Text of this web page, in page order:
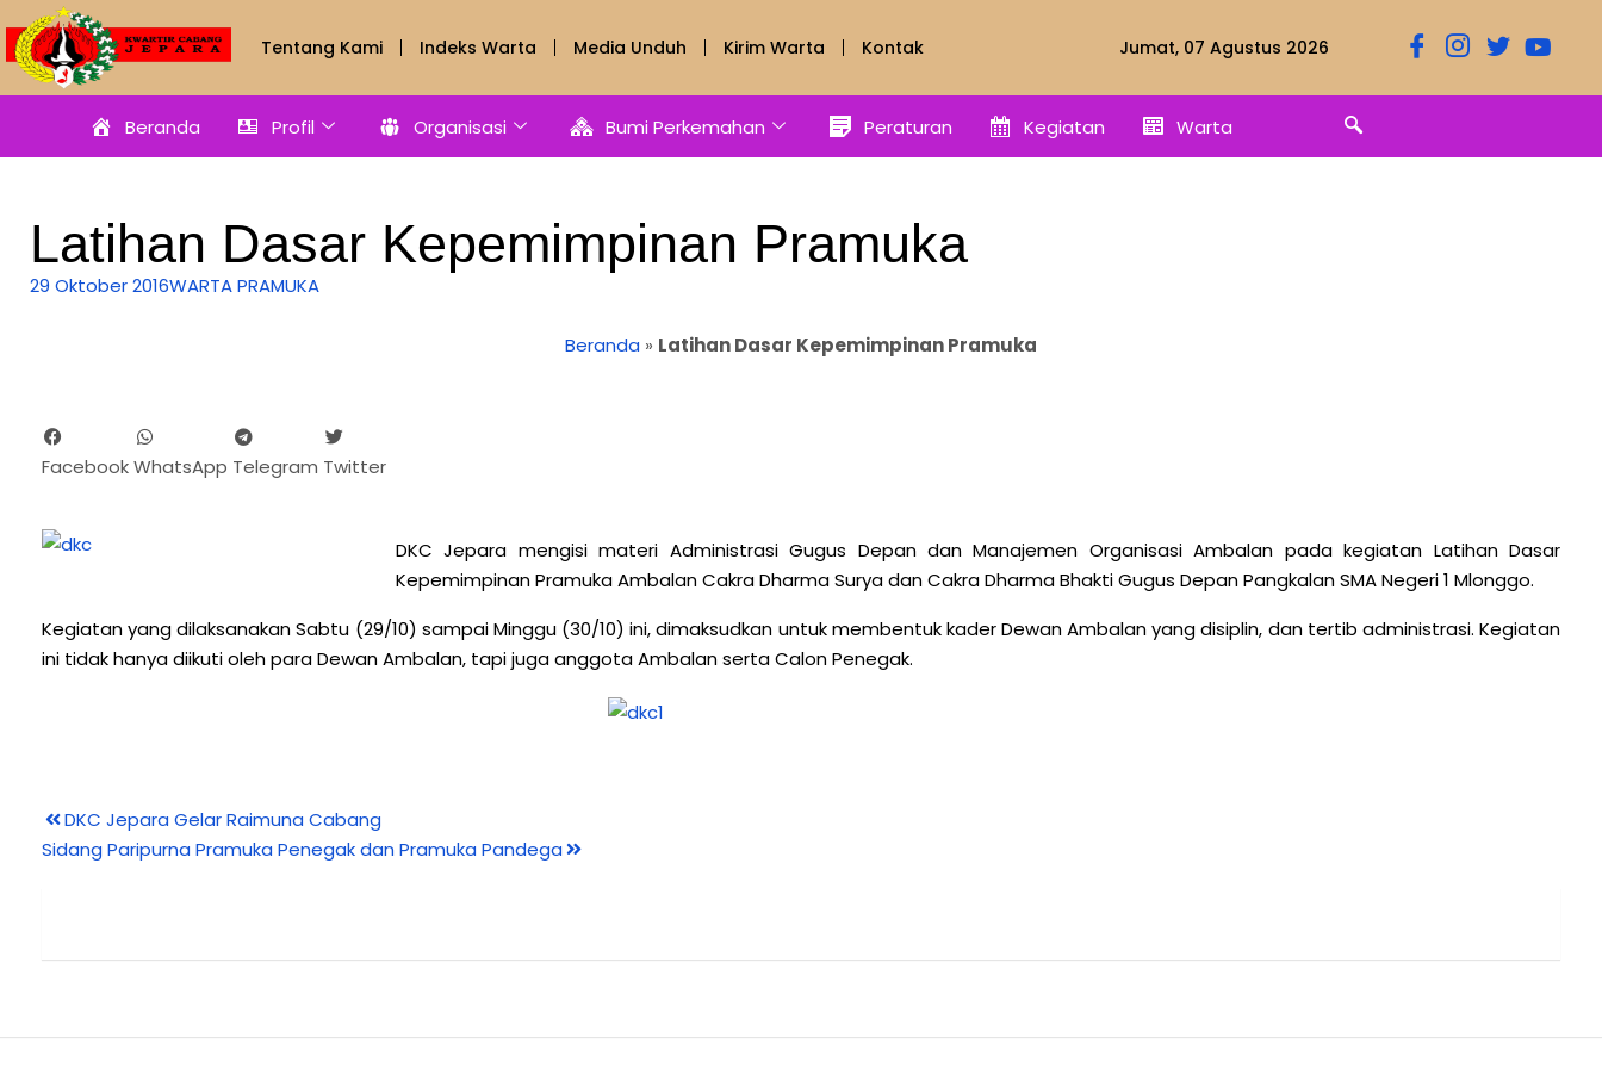
Tentang Kami Indeks Warta Media Unduh Kirim Warta Kontak Jumat, 07 Agustus 2026
Beranda Profil Organisasi Bumi Perkemahan Peraturan Kegiatan Warta
Latihan Dasar Kepemimpinan Pramuka
29 Oktober 2016WARTA PRAMUKA
Beranda » Latihan Dasar Kepemimpinan Pramuka
FacebookWhatsApp Telegram Twitter
DKC Jepara mengisi materi Administrasi Gugus Depan dan Manajemen Organisasi Ambalan pada kegiatan Latihan Dasar
Kepemimpinan Pramuka Ambalan Cakra Dharma Surya dan Cakra Dharma Bhakti Gugus Depan Pangkalan SMA Negeri 1 Mlonggo.
Kegiatan yang dilaksanakan Sabtu (29/10) sampai Minggu (30/10) ini, dimaksudkan untuk membentuk kader Dewan Ambalan yang disiplin, dan tertib administrasi. Kegiatan
ini tidak hanya diikuti oleh para Dewan Ambalan, tapi juga anggota Ambalan serta Calon Penegak.
DKC Jepara Gelar Raimuna Cabang
Sidang Paripurna Pramuka Penegak dan Pramuka Pandega